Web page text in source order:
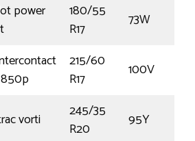
power
180/55
R17
73W
215/60
R17
100V
vorti
245/35
R20
95Y